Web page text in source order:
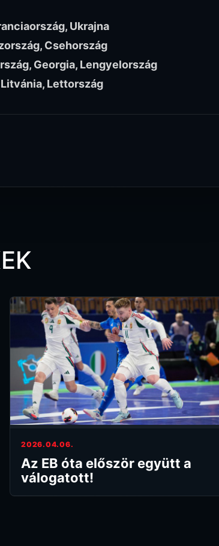
Ukrajna
Csehország
Georgia, Lengyelország
Litvánia, Lettország
2026.04.06.
Az EB óta először együtt a
válogatott!